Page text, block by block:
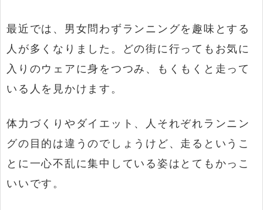
最近では、男女問わずランニングを趣味とする
人が多くなりました。どの街に行ってもお気に
入りのウェアに身をつつみ、もくもくと走って
いる人を見かけます。
体力づくりやダイエット、人それぞれランニン
グの目的は違うのでしょうけど、走るというこ
とに一心不乱に集中している姿はとてもかっこ
いいです。